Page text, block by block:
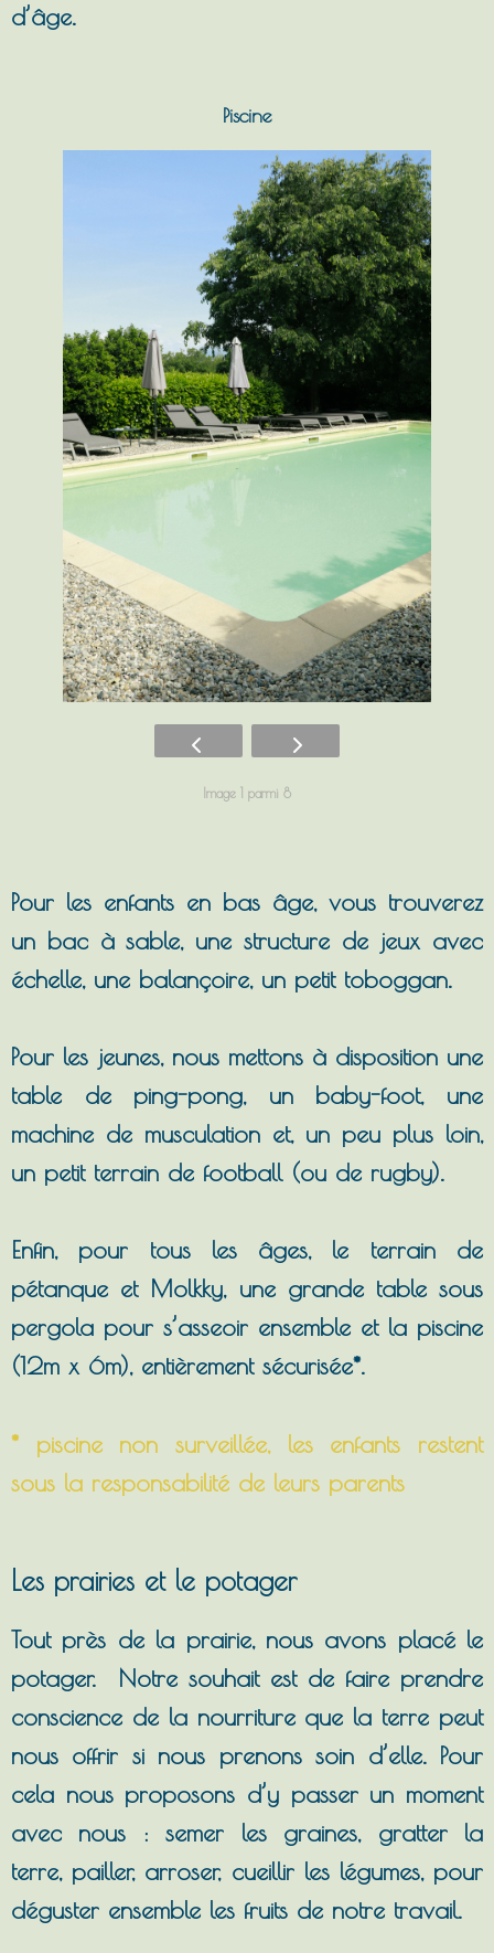
d’âge.
Piscine
Image 1 parmi 8
Pour les enfants en bas âge, vous trouverez
un bac à sable, une structure de jeux avec
échelle, une balançoire, un petit toboggan.
Pour les jeunes, nous mettons à disposition une
table de ping-pong, un baby-foot, une
machine de musculation et, un peu plus loin,
un petit terrain de football (ou de rugby).
Enfin, pour tous les âges, le terrain de
pétanque et Molkky, une grande table sous
pergola pour s’asseoir ensemble et la piscine
(12m x 6m), entièrement sécurisée*.
* piscine non surveillée, les enfants restent
sous la responsabilité de leurs parents
Les prairies et le potager
Tout près de la prairie, nous avons placé le
potager. Notre souhait est de faire prendre
conscience de la nourriture que la terre peut
nous offrir si nous prenons soin d’elle. Pour
cela nous proposons d’y passer un moment
avec nous : semer les graines, gratter la
terre, pailler, arroser, cueillir les légumes, pour
déguster ensemble les fruits de notre travail.